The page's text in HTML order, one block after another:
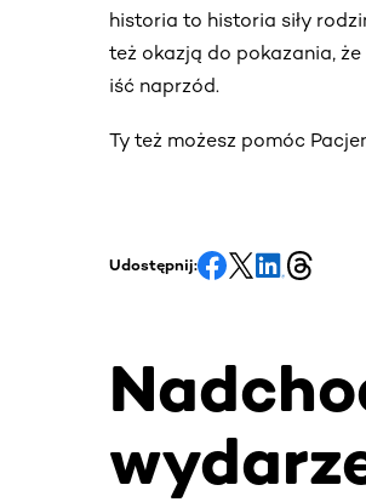
historia to historia siły
też okazją do pokazania,
iść naprzód.
Ty też możesz pomóc
Udostępnij: